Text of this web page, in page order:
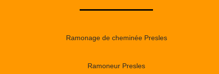
Ramonage de cheminée Presles
Ramoneur Presles